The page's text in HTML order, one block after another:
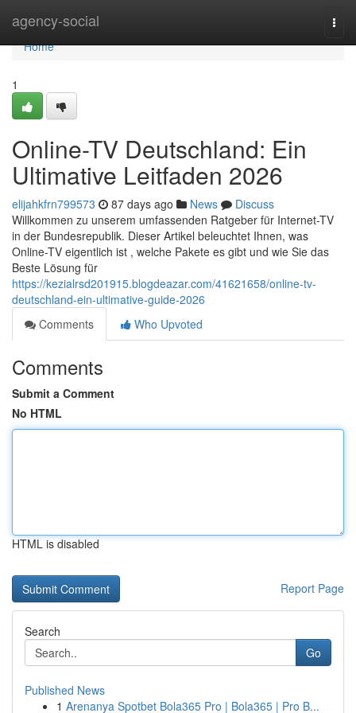
agency-social
Home
Home
1
Online-TV Deutschland: Ein
Ultimative Leitfaden 2026
elijahkfrn799573 87 days ago News
Discuss
Willkommen zu unserem umfassenden Ratgeber für Internet-TV
in der Bundesrepublik. Dieser Artikel beleuchtet Ihnen, was
Online-TV eigentlich ist , welche Pakete es gibt und wie Sie das
Beste Lösung für
https://kezialrsd201915.blogdeazar.com/41621658/online-tv-
deutschland-ein-ultimative-guide-2026
Comments
Who Upvoted
Comments
Submit a Comment
No HTML
HTML is disabled
Report Page
Search
Go
Published News
1 Arenanya Spotbet Bola365 Pro | Bola365 | Pro B...